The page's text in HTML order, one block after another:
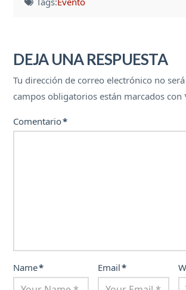
DEJA UNA RESPUESTA
Tu dirección de correo electrónico no
campos obligatorios están marcados con
Comentario*
Name* Email*